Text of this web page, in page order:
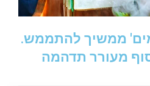
ממשיך להתממש.
מעורר תדהמה